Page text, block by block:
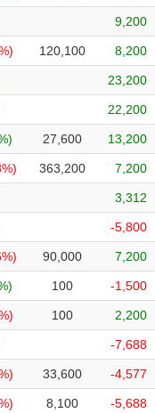
9,200
120,100 8,200
23,200
22,200
27,600 13,200
363,200 7,200
3,312
-5,800
90,000 7,200
100 -1,500
100 2,200
-7,688
33,600 -4,577
8,100 -5,688
Cổ đông lớn